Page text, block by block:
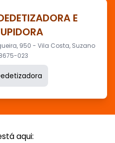
E
950 - Vila Costa, Suzano
023
aqui: